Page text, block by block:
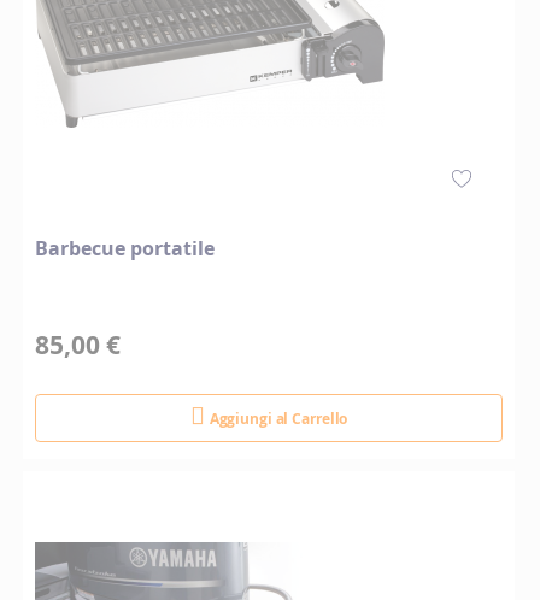
Barbecue portatile
85,00 €
Aggiungi al Carrello